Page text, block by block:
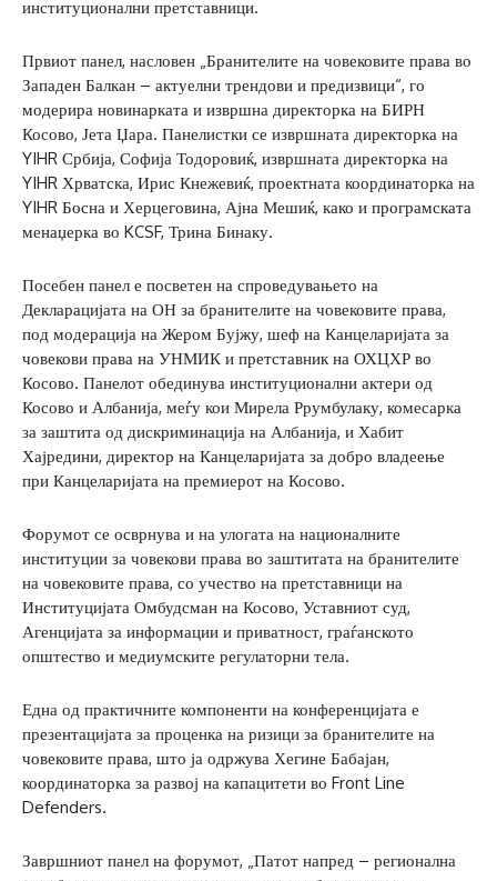
институционални претставници.
Првиот панел, насловен „Бранителите на човековите права во
Западен Балкан – актуелни трендови и предизвици“, го
модерира новинарката и извршна директорка на БИРН
Косово, Јета Џара. Панелистки се извршната директорка на
YIHR Србија, Софија Тодоровиќ, извршната директорка на
YIHR Хрватска, Ирис Кнежевиќ, проектната координаторка на
YIHR Босна и Херцеговина, Ајна Мешиќ, како и програмската
менаџерка во KCSF, Трина Бинаку.
Посебен панел е посветен на спроведувањето на
Декларацијата на ОН за бранителите на човековите права,
под модерација на Жером Бујжу, шеф на Канцеларијата за
човекови права на УНМИК и претставник на ОХЦХР во
Косово. Панелот обединува институционални актери од
Косово и Албанија, меѓу кои Мирела Ррумбулаку, комесарка
за заштита од дискриминација на Албанија, и Хабит
Хајредини, директор на Канцеларијата за добро владеење
при Канцеларијата на премиерот на Косово.
Форумот се осврнува и на улогата на националните
институции за човекови права во заштитата на бранителите
на човековите права, со учество на претставници на
Институцијата Омбудсман на Косово, Уставниот суд,
Агенцијата за информации и приватност, граѓанското
општество и медиумските регулаторни тела.
Една од практичните компоненти на конференцијата е
презентацијата за проценка на ризици за бранителите на
човековите права, што ја одржува Хегине Бабајан,
координаторка за развој на капацитети во Front Line
Defenders.
Завршниот панел на форумот, „Патот напред – регионална